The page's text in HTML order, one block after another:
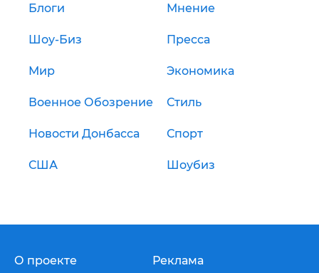
Блоги Мнение
Шоу-Биз Пресса
Мир Экономика
Военное Обозрение Стиль
Новости Донбасса Спорт
США Шоубиз
О проекте Реклама